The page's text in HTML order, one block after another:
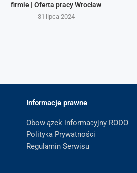
firmie | Oferta pracy Wrocław
31 lipca 2024
Informacje prawne
Obowiązek informacyjny RODO
Polityka Prywatności
Regulamin Serwisu